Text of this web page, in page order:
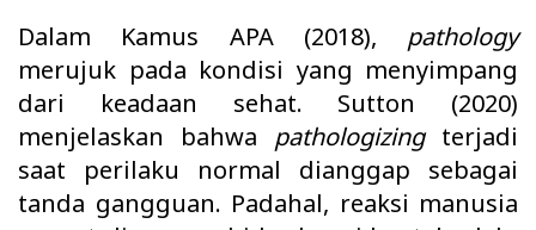
Dalam Kamus APA (2018), pathology
merujuk pada kondisi yang menyimpang
dari keadaan sehat. Sutton (2020)
menjelaskan bahwa pathologizingterjadi
saat perilaku normal dianggap sebagai
tanda gangguan. Padahal, reaksi manusia